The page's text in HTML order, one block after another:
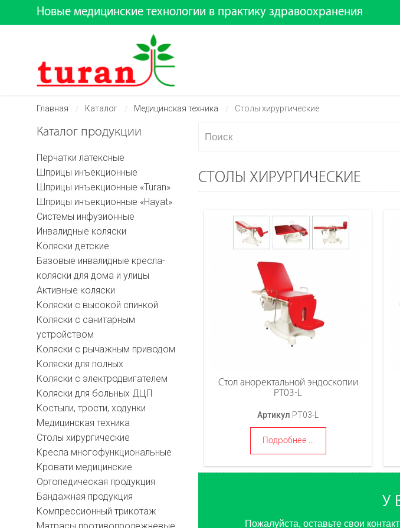
Новые медицинские технологии в практику здравоохранения
Главная / Каталог / Медицинская техника / Столы хирургические
СТОЛЫ ХИРУРГИЧЕСКИЕ
Стол аноректальной эндоскопии
PT03-L
Артикул PT03-L
Подробнее ...
У
Пожалуйста, оставьте свои
Каталог продукции
Перчатки латексные
Шприцы инъекционные
Шприцы инъекционные «Turan»
Шприцы инъекционные «Hayat»
Системы инфузионные
Инвалидные коляски
Коляски детские
Базовые инвалидные кресла-
коляски для дома и улицы
Активные коляски
Коляски с высокой спинкой
Коляски с санитарным
устройством
Коляски с рычажным приводом
Коляски для полных
Коляски с электродвигателем
Коляски для больных ДЦП
Костыли, трости, ходунки
Медицинская техника
Столы хирургические
Кресла многофункциональные
Кровати медицинские
Ортопедическая продукция
Бандажная продукция
Компрессионный трикотаж